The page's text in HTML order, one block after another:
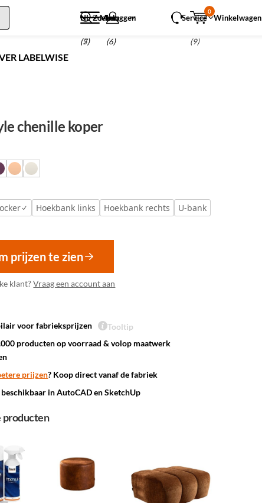
NL Zoeken
(5)
Inloggen
(6)
Menu
(7)
Service Winkelwagen
0
(9)
LABELWISE
chenille koper
Hoekbank links Hoekbank rechts U-bank
prijzen te zien
klant?Vraag een account aan
voor fabrieksprijzen
Tooltip
producten op voorraad & volop maatwerk
prijzen? Koop direct vanaf de fabriek
in AutoCAD en SketchUp
producten